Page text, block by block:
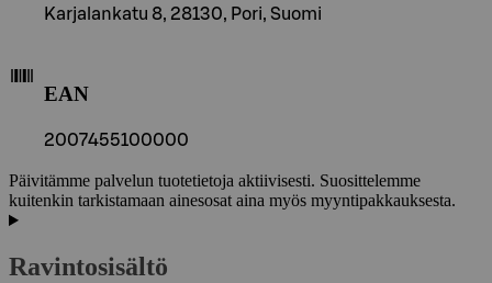
Karjalankatu 8, 28130, Pori, Suomi
EAN
2007455100000
Päivitämme palvelun tuotetietoja aktiivisesti. Suosittelemme
kuitenkin tarkistamaan ainesosat aina myös myyntipakkauksesta.
Ravintosisältö